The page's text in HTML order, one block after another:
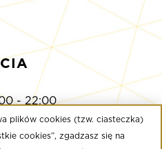
- 22:00
plików cookies (tzw. ciasteczka)
cookies”, zgadzasz się na